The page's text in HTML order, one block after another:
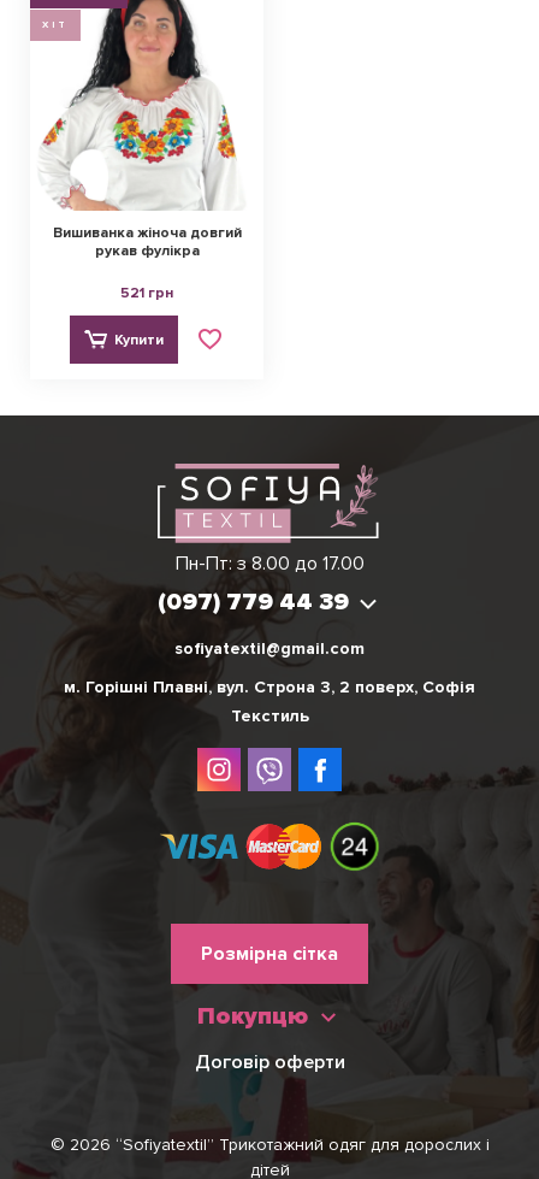
ХІТ
Вишиванка жіноча довгий
рукав фулікра
521 грн
Купити
Пн-Пт: з 8.00 до 17.00
(097) 779 44 39
Вікторія
(097) 779 44 39
sofiyatextil@gmail.com
м. Горішні Плавні, вул. Строна 3, 2 поверх, Софія
Текстиль
колонтитулу
Розмірна сітка
Покупцю
Договір оферти
© 2026 “Sofiyatextil” Трикотажний одяг для дорослих і
дітей